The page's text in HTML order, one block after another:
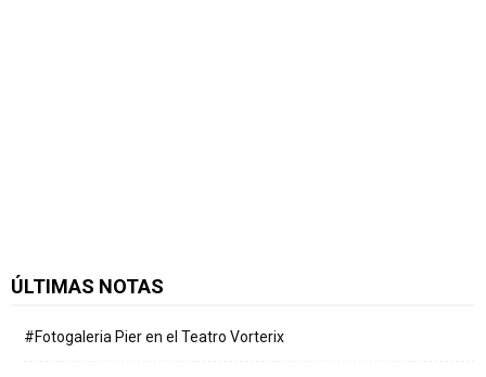
ÚLTIMAS NOTAS
#Fotogaleria Pier en el Teatro Vorterix